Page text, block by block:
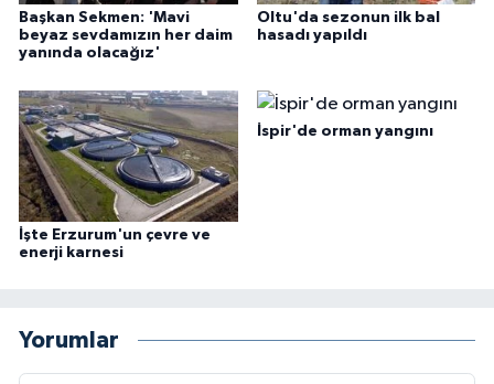
Başkan Sekmen: 'Mavi
beyaz sevdamızın her daim
yanında olacağız'
Oltu'da sezonun ilk bal
hasadı yapıldı
İşte Erzurum'un çevre ve
enerji karnesi
İspir'de orman yangını
Yorumlar